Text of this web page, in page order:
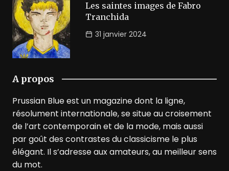
Les saintes images de Fabro
Tranchida
31 janvier 2024
A propos
Prussian Blue est un magazine dont la ligne,
résolument internationale, se situe au croisement
de l’art contemporain et de la mode, mais aussi
par goût des contrastes du classicisme le plus
élégant. Il s’adresse aux amateurs, au meilleur sens
du mot.